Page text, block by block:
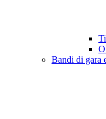
Bandi di gara